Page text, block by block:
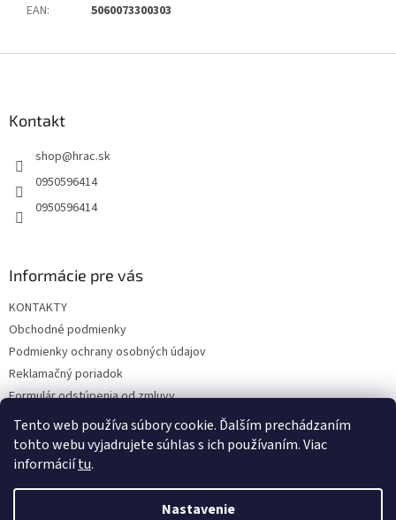
Tento web používa súbory cookie. Ďalším prechádzaním
tohto webu vyjadrujete súhlas s ich používaním. Viac
informáciítu.
Nastavenie
EAN: 5060073300303
Kontakt
shop@hrac.sk
0950596414
0950596414
Informácie pre vás
KONTAKTY
Obchodné podmienky
Podmienky ochrany osobných údajov
Reklamačný poriadok
Formulár odstúpenia od zmluvy
Reklamačný formulár